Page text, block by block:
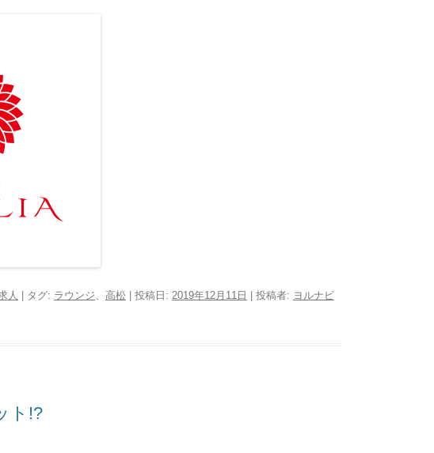
人 | タグ: ラウンジ、 高松 | 投稿日: 2019年12月11日 投稿者: ヨルナビ
ト!?